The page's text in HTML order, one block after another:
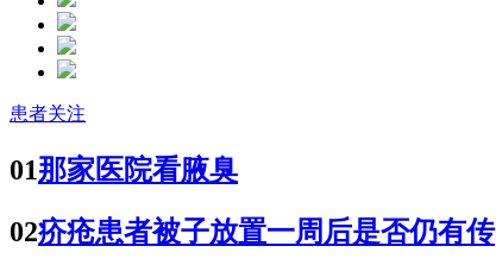
患者关注
01那家医院看腋臭
02疥疮患者被子放置一周后是否仍有传